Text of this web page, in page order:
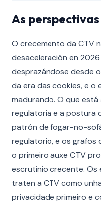
As
O crecemento da CTV
desaceleración en
desprazándose desde
da era das cookies, e o
madurando. O que
regulatoria e a postura
patrón de fogar-no-
regulatorio, e os grafos
o primeiro auxe CTV
escrutinio crecente. Os
traten a CTV como
privacidade primeiro e